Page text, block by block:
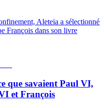
Aleteia a sélectionné
François dans son livre
que savaient Paul VI,
et François